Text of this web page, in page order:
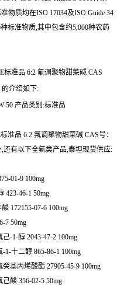
物质均在ISO 17034及ISO Guide 34
标准物质,其中包含约5,000种农药
标准品 6:2 氟调聚物甜菜碱 CAS
的介绍如下:
50 产品类别:标准品
准品 6:2 氟调聚物甜菜碱 CAS号：
还有以下全氟类产品,泰坦现货供应:
01-9 100mg
423-46-1 50mg
172155-07-6 100mg
7 50mg
-1-醇 2043-47-2 100mg
1-十二醇 865-86-1 100mg
基丙烯酸酯 27905-45-9 100mg
酸 356-02-5 50mg